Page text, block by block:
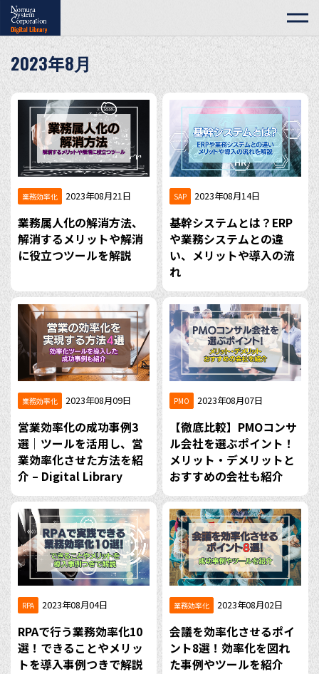
2023年8月
業務効率化 2023年08月21日
業務属人化の解消方法、
解消するメリットや解消
に役立つツールを解説
SAP 2023年08月14日
基幹システムとは？ERP
や業務システムとの違
い、メリットや導入の流
れ
業務効率化 2023年08月09日
営業効率化の成功事例3
選｜ツールを活用し、営
業効率化させた方法を紹
介 – Digital Library
PMO 2023年08月07日
【徹底比較】PMOコンサ
ル会社を選ぶポイント！
メリット・デメリットと
おすすめの会社も紹介
RPA 2023年08月04日
RPAで行う業務効率化10
選！できることやメリッ
トを導入事例つきで解説
業務効率化 2023年08月02日
会議を効率化させるポイ
ント8選！効率化を図れ
た事例やツールを紹介